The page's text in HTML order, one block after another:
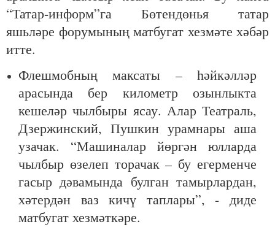
“Татар-информ”га Бөтендөнья татар
яшьләре форумының матбугат хезмәте хәбәр
итте.
Флешмобның максаты – һәйкәлләр
арасында бер километр озынлыкта
кешеләр чылбыры ясау. Алар Театраль,
Дзержинский, Пушкин урамнары аша
узачак. “Машиналар йөргән юлларда
чылбыр өзелеп торачак – бу егерменче
гасыр дәвамында булган тамырлардан,
хәтердән ваз кичү таплары”, - диде
матбугат хезмәткәре.